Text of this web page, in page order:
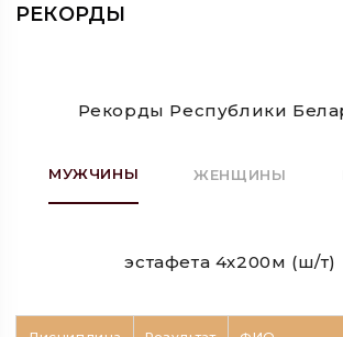
РЕКОРДЫ
Рекорды Республики
МУЖЧИНЫ ЖЕНЩИНЫ
эстафета 4х200м (ш/т)